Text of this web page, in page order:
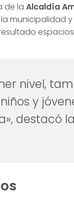
de laAlcaldía
municipalidad
nivel,
y
destacó